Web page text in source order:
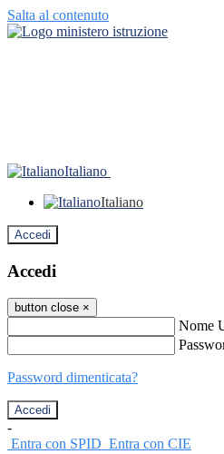
Salta al contenuto
Italiano
Italiano
Accedi
Accedi
button close ×
Nome
Password dimenticata?
-
Entra con SPID Entra con CIE